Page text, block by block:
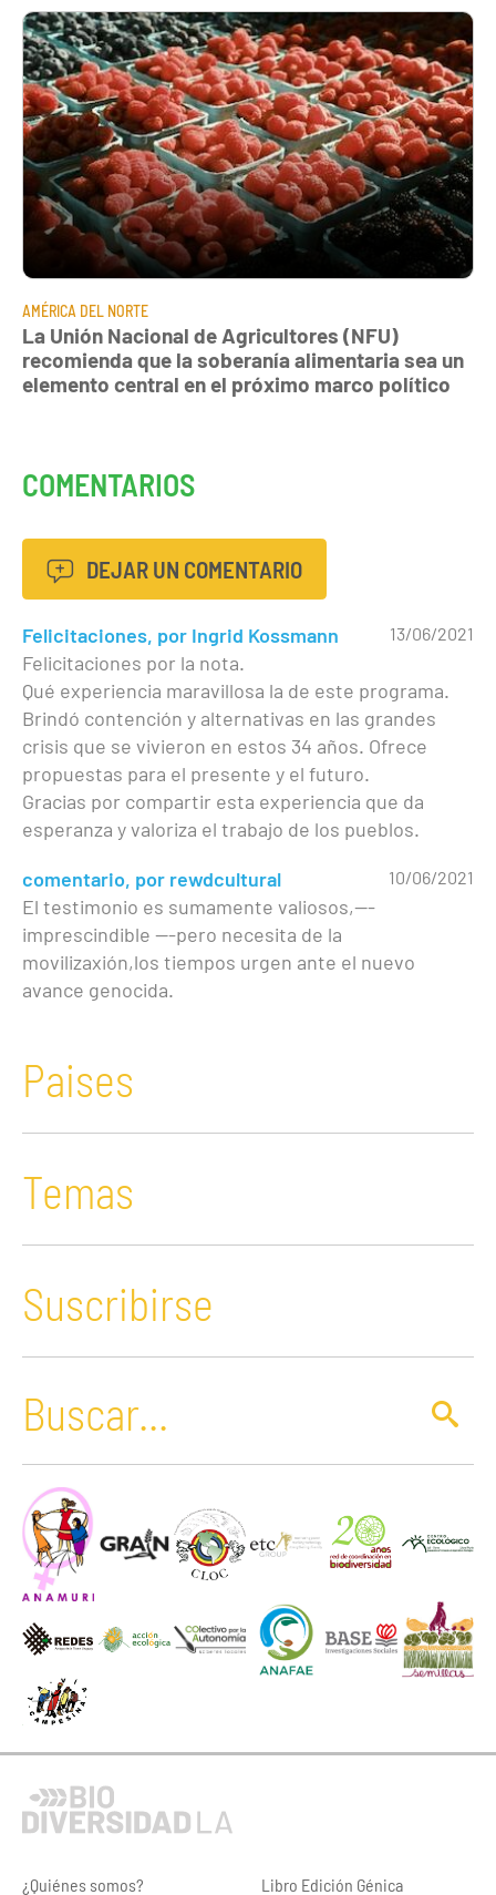
AMÉRICA DEL NORTE
La Unión Nacional de Agricultores (NFU)
recomienda que la soberanía alimentaria sea un
elemento central en el próximo marco político
COMENTARIOS
DEJAR UN COMENTARIO
13/06/2021
Felicitaciones, por Ingrid Kossmann
Felicitaciones por la nota.
Qué experiencia maravillosa la de este programa.
Brindó contención y alternativas en las grandes
crisis que se vivieron en estos 34 años. Ofrece
propuestas para el presente y el futuro.
Gracias por compartir esta experiencia que da
esperanza y valoriza el trabajo de los pueblos.
10/06/2021
comentario, por rewdcultural
El testimonio es sumamente valiosos,---
imprescindible ---pero necesita de la
movilizaxión,los tiempos urgen ante el nuevo
avance genocida.
Paises
Temas
Suscribirse
¿Quiénes somos? Libro Edición Génica